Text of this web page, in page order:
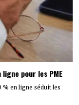
pour les PME
% en ligne séduit les